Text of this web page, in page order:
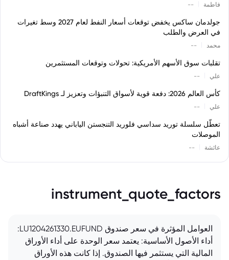
فاطمة --
جولدمان ساكس يخفض توقعات أسعار النفط لعام 2027 وسط تغيرات
في العرض والطلب
محمد --
تقلبات سوق الأسهم الأمريكية: تحولات وتوقعات المستثمرين
علي --
كأس العالم 2026: دفعة قوية لأسواق التنبؤات وتعزيز لـ DraftKings
علي --
تعطّل سلسلة توريد سداسي فلوريد التنجستن الياباني يهدد صناعة أشباه
الموصلات
عائشة --
instrument_quote_factors
العوامل المؤثرة في سعر صندوق LU1204261330.EUFUND:
أداء الأصول الأساسية: يعتمد سعر الوحدة على أداء الأوراق
المالية التي يستثمر فيها الصندوق. إذا كانت هذه الأوراق